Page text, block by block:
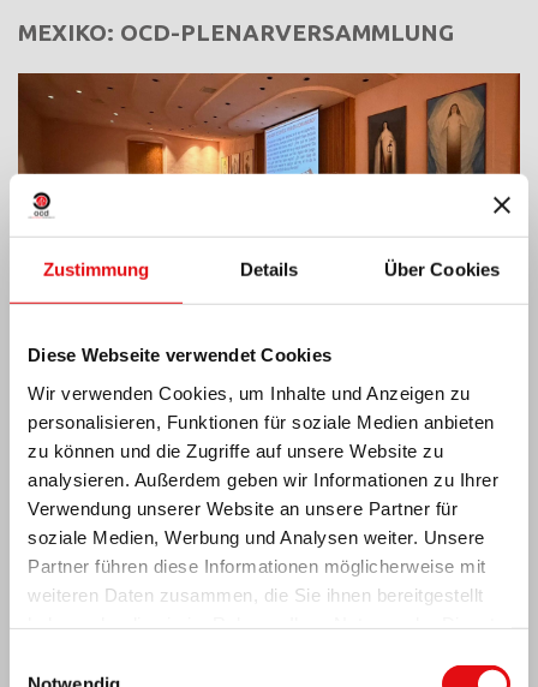
Zustimmung Details Über Cookies
Diese Webseite verwendet Cookies
Wir verwenden Cookies, um Inhalte und Anzeigen zu
personalisieren, Funktionen für soziale Medien anbieten
zu können und die Zugriffe auf unsere Website zu
analysieren. Außerdem geben wir Informationen zu Ihrer
Verwendung unserer Website an unsere Partner für
soziale Medien, Werbung und Analysen weiter. Unsere
Partner führen diese Informationen möglicherweise mit
weiteren Daten zusammen, die Sie ihnen bereitgestellt
MEXIKO: OCD-PLENARVERSAMMLUNG
Indien: Segnung und Einweihung des „Lumen
Carmeli“